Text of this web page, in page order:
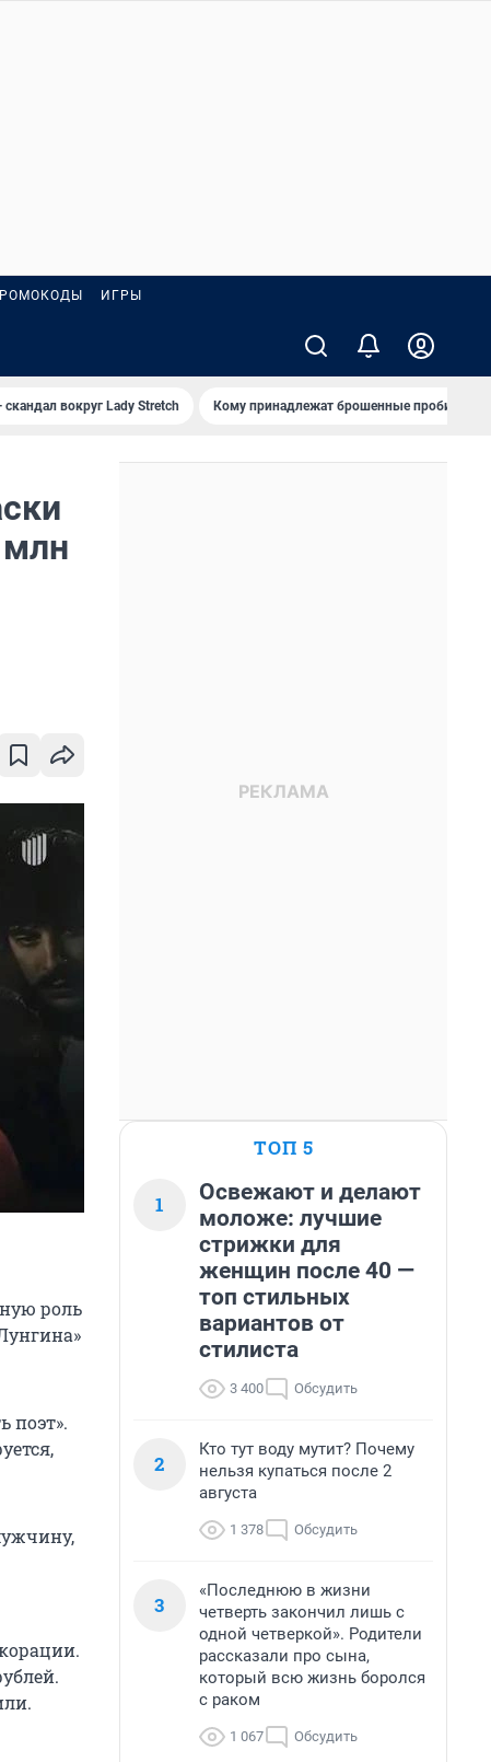
ИГРЫ
вокруг Lady Stretch Кому принадлежат брошенные пробирки?
роль
поэт».
ТОП 5
1
Освежают и делают
моложе: лучшие
стрижки для
женщин после 40 —
топ стильных
вариантов от
стилиста
3 400 Обсудить
2
Кто тут воду мутит? Почему
нельзя купаться после 2
августа
1 378 Обсудить
3
«Последнюю в жизни
четверть закончил лишь с
одной четверкой». Родители
рассказали про сына,
который всю жизнь боролся
с раком
1 067 Обсудить